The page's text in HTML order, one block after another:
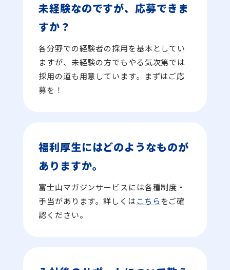
未経験なのですが、応募できま
すか？
各分野での経験者の採用を基本としてい
ますが、未経験の方でもやる気次第では
採用の道も用意しています。まずはご応
募を！
福利厚生にはどのようなものが
ありますか。
富士山マガジンサービスには各種制度・
手当があります。詳しくはこちらをご確
認ください。